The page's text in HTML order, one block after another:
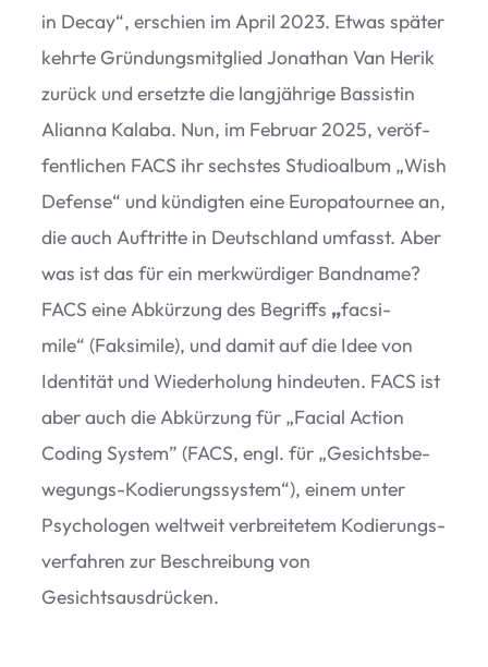
in Decay“, erschien im April 2023. Etwas spä­ter
kehrte Grün­dungs­mit­glied Jona­than Van Herik
zurück und ersetzte die lang­jäh­rige Bas­sis­tin
Ali­anna Kalaba. Nun, im Februar 2025, ver­öf­
fent­li­chen FACS ihr sechs­tes Stu­dio­al­bum „Wish
Defense“ und kün­dig­ten eine Euro­pa­tour­nee an,
die auch Auf­tritte in Deutsch­land umfasst. Aber
was ist das für ein merk­wür­di­ger Band­name?
FACS eine Abkür­zung des Begriffs „facsi­
mile“ (Fak­si­mile), und damit auf die Idee von
Iden­ti­tät und Wie­der­ho­lung hin­deu­ten. FACS ist
aber auch die Abkür­zung für „Facial Action
Coding Sys­tem” (FACS, engl. für „Gesichts­be­
we­gungs-Kodie­rungs­sys­tem“), einem unter
Psy­cho­lo­gen welt­weit ver­brei­te­tem Kodie­rungs­
ver­fah­ren zur Beschrei­bung von
Gesichtsausdrücken.